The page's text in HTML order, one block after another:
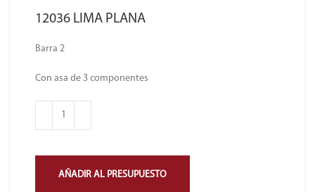
12036 LIMA PLANA
Barra 2
Con asa de 3 componentes
AÑADIR AL PRESUPUESTO